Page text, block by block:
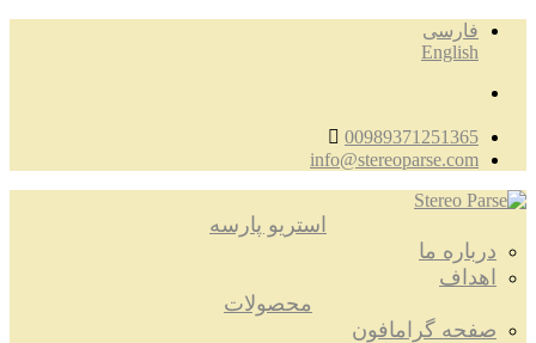
فارسی
English
00989371251365
info@stereoparse.com
استریو پارسه
درباره ما
اهداف
محصولات
صفحه گرامافون